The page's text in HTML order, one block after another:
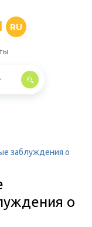
RU
заблуждения о
о